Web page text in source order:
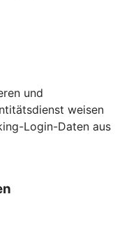
und
weisen
Login-Daten aus